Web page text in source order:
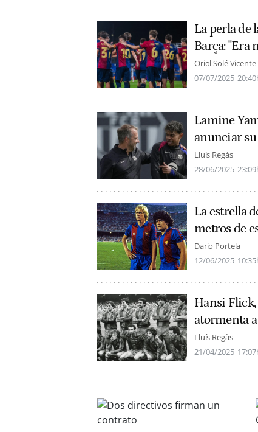
La perla de
Barça: "Era
Oriol Solé Vicente
07/07/2025
Lamine
anunciar su
Lluís Regàs
28/06/2025
La estrella
metros de
Dario Portela
12/06/2025
Hansi
atormenta
Lluís Regàs
21/04/2025